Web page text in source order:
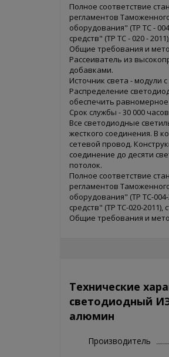
Полное соответствие
регламентов
оборудования" (ТР ТС -
средств" (ТР ТС - 020 -
Общие требования и
Рассеиватель из
добавками.
Источник света - модули
Распределение
обеспечить
Срок службы - 30 000
Все светодиодные
жесткого соединения. В
сетевой провод.
соединение до десяти
потолок.
Полное соответствие
регламентов
оборудования" (ТР ТС-
средств" (ТР ТС-020-2011),
Общие требования и
Технические
светодиодный
алюмин
Производитель